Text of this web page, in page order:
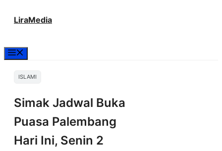
LiraMedia
ISLAMI
Simak Jadwal Buka
Puasa Palembang
Hari Ini, Senin 2